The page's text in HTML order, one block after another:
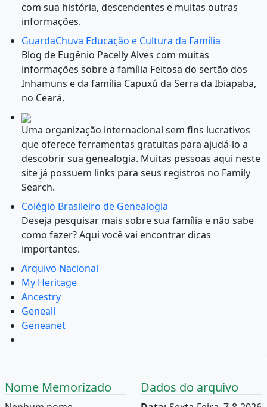
com sua história, descendentes e muitas outras
informações.
GuardaChuva Educação e Cultura da Família
Blog de Eugênio Pacelly Alves com muitas
informações sobre a família Feitosa do sertão dos
Inhamuns e da família Capuxú da Serra da Ibiapaba,
no Ceará.
Uma organização internacional sem fins lucrativos
que oferece ferramentas gratuitas para ajudá-lo a
descobrir sua genealogia. Muitas pessoas aqui neste
site já possuem links para seus registros no Family
Search.
Colégio Brasileiro de Genealogia
Deseja pesquisar mais sobre sua família e não sabe
como fazer? Aqui você vai encontrar dicas
importantes.
Arquivo Nacional
My Heritage
Ancestry
Geneall
Geneanet
Nome Memorizado Dados do arquivo